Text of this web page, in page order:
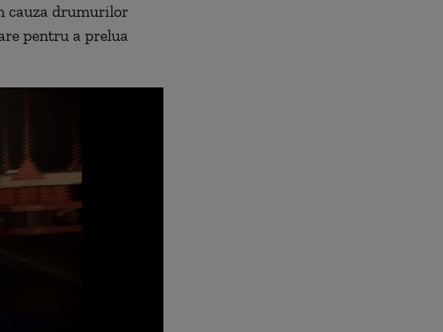
cauza drumurilor
pentru a prelua